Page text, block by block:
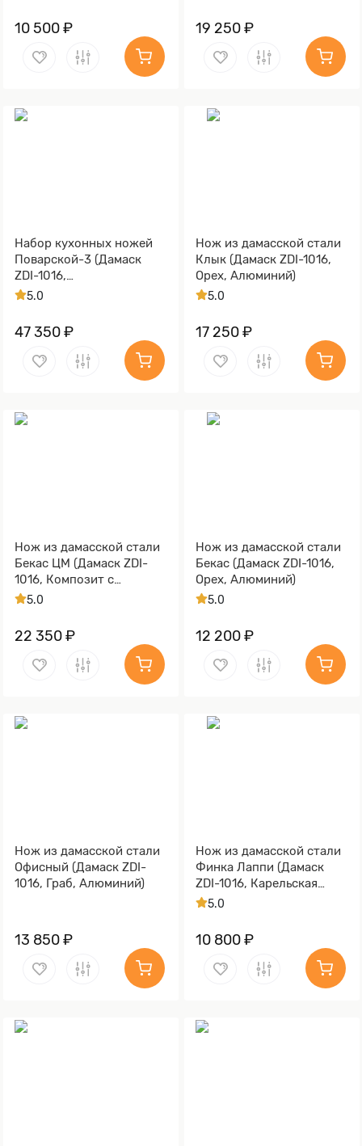
10 500 ₽ 19 250 ₽
Набор кухонных ножей
Поварской-3 (Дамаск
ZDI-1016,
Стабилизированная
коричневая, Медь)
5.0
47 350 ₽
Нож из дамасской стали
Клык (Дамаск ZDI-1016,
Орех, Алюминий)
5.0
17 250 ₽
Нож из дамасской стали
Бекас ЦМ (Дамаск ZDI-
1016, Композит с
бронзовой микросеткой
5.0
22 350 ₽
Нож из дамасской стали
Бекас (Дамаск ZDI-1016,
Орех, Алюминий)
5.0
12 200 ₽
Нож из дамасской стали
Офисный (Дамаск ZDI-
1016, Граб, Алюминий)
13 850 ₽
Нож из дамасской стали
Финка Лаппи (Дамаск
ZDI-1016, Карельская
берёза, Алюминий)
5.0
10 800 ₽